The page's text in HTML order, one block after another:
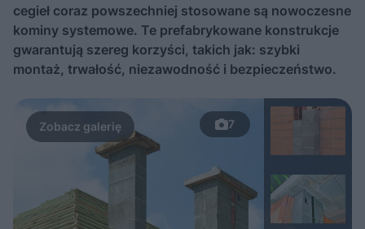
cegieł coraz powszechniej stosowane są nowoczesne
kominy systemowe. Te prefabrykowane konstrukcje
gwarantują szereg korzyści, takich jak: szybki
montaż, trwałość, niezawodność i bezpieczeństwo.
7